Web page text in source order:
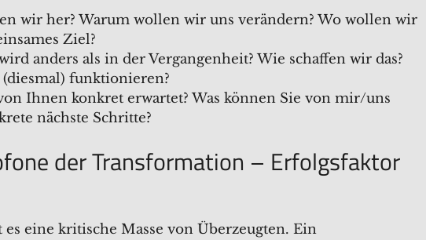
wir her? Warum wollen wir uns verändern? Wo wollen wir
Ziel?
anders als in der Vergangenheit? Wie schaffen wir das?
funktionieren?
Ihnen konkret erwartet? Was können Sie von mir/uns
nächste Schritte?
der Transformation – Erfolgsfaktor
eine kritische Masse von Überzeugten. Ein